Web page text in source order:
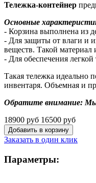
Тележка-контейнер
Основные
- Корзина выполнена из
- Для защиты от влаги и
веществ. Такой материал
- Для обеспечения
Такая тележка идеально
инвентаря. Объемная и
Обратите внимание: Мы
18900 руб 16500 руб
Заказать в один клик
Параметры: